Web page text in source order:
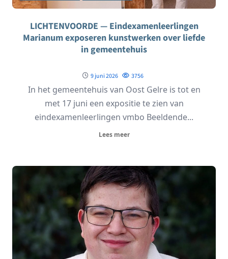
LICHTENVOORDE — Eindexamenleerlingen
Marianum exposeren kunstwerken over liefde
in gemeentehuis
9 juni 2026 3756
In het gemeentehuis van Oost Gelre is tot en
met 17 juni een expositie te zien van
eindexamenleerlingen vmbo Beeldende...
Lees meer